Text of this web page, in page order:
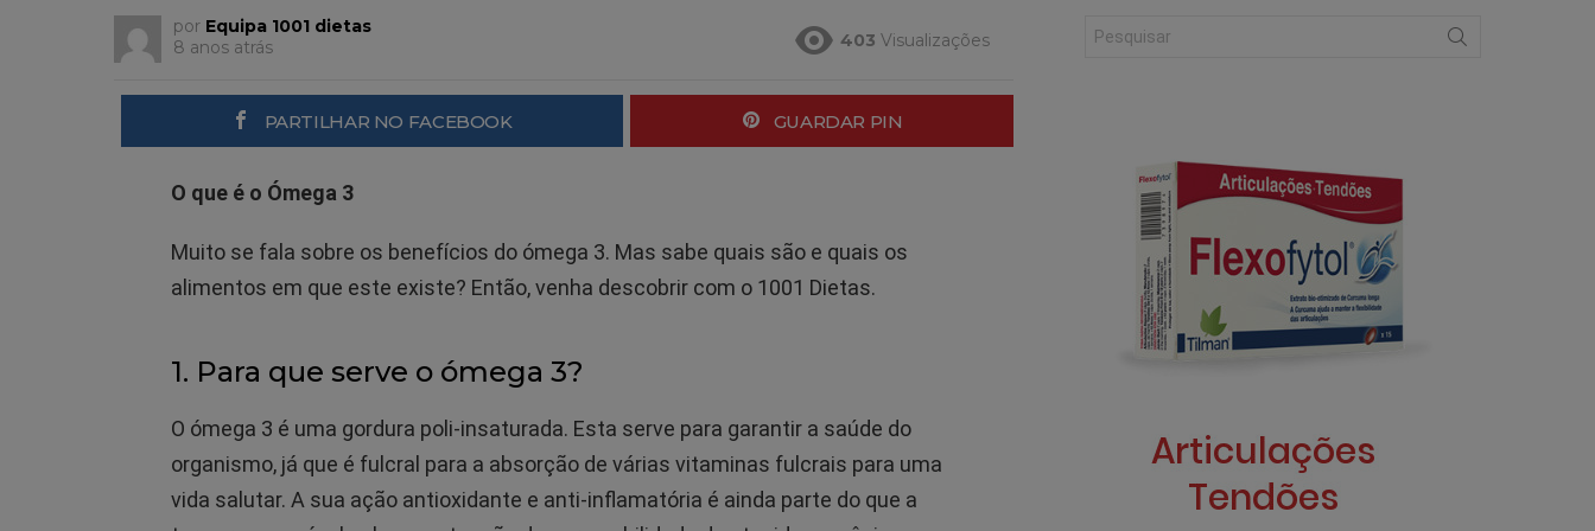
por Equipa 1001 dietas
8 anos atrás
403 Visualizações
PARTILHAR NO FACEBOOK GUARDAR PIN
O que é o Ómega 3
Muito se fala sobre os benefícios do ómega 3. Mas sabe quais são e quais os
alimentos em que este existe? Então, venha descobrir com o 1001 Dietas.
1. Para que serve o ómega 3?
O ómega 3 é uma gordura poli-insaturada. Esta serve para garantir a saúde do
organismo, já que é fulcral para a absorção de várias vitaminas fulcrais para uma
vida salutar. A sua ação antioxidante e anti-inflamatória é ainda parte do que a
for: